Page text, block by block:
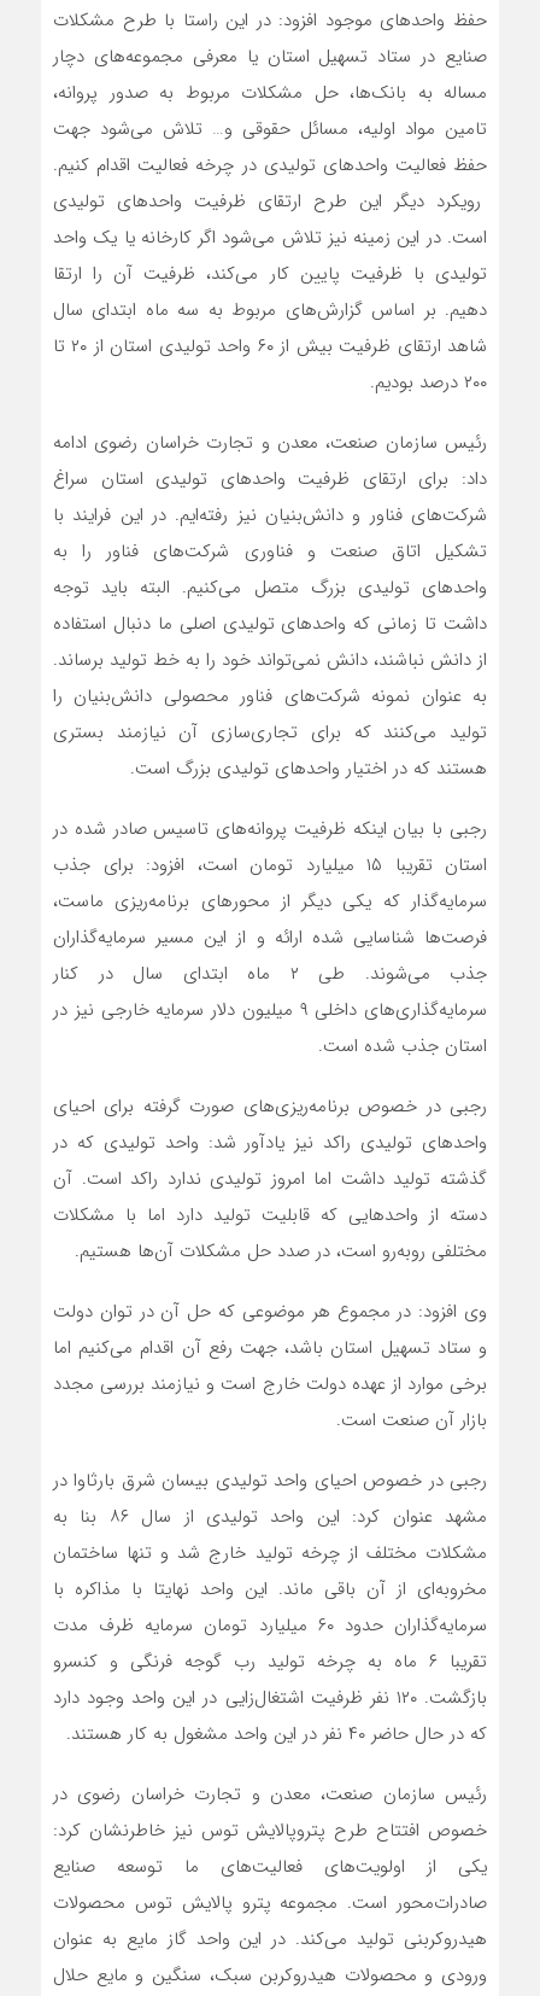
حفظ واحدهای موجود افزود: در این راستا با طرح مشکلات
صنایع در ستاد تسهیل استان یا معرفی مجموعه‌های دچار
مساله به بانک‌ها، حل مشکلات مربوط به صدور پروانه،
تامین مواد اولیه، مسائل حقوقی و… تلاش می‌شود جهت
حفظ فعالیت واحدهای تولیدی در چرخه فعالیت اقدام کنیم.
رویکرد دیگر این طرح ارتقای ظرفیت واحدهای تولیدی
است. در این زمینه نیز تلاش می‌شود اگر کارخانه‌ یا یک واحد
تولیدی با ظرفیت پایین کار می‌کند، ظرفیت آن را ارتقا
دهیم. بر اساس گزارش‌های مربوط به سه ماه ابتدای سال
شاهد ارتقای ظرفیت بیش از ۶۰ واحد تولیدی استان از ۲۰ تا
۲۰۰ درصد بودیم.
رئیس سازمان صنعت، معدن و تجارت خراسان رضوی ادامه
داد: برای ارتقای ظرفیت واحدهای تولیدی استان سراغ
شرکت‌های فناور و دانش‌بنیان نیز رفته‌ایم. در این فرایند با
تشکیل اتاق صنعت و فناوری شرکت‌های فناور را به
واحدهای تولیدی بزرگ متصل می‌کنیم. البته باید توجه
داشت تا زمانی که واحدهای تولیدی اصلی ما دنبال استفاده
از دانش نباشند، دانش نمی‌تواند خود را به خط تولید برساند.
به عنوان نمونه شرکت‌های فناور محصولی دانش‌بنیان را
تولید می‌کنند که برای تجاری‌سازی آن نیازمند بستری
هستند که در اختیار واحدهای تولیدی بزرگ است.
رجبی با بیان اینکه ظرفیت پروانه‌های تاسیس صادر شده در
استان تقریبا ۱۵ میلیارد تومان است، افزود: برای جذب
سرمایه‌گذار که یکی دیگر از محورهای برنامه‌ریزی ماست،
فرصت‌ها شناسایی شده ارائه و از این مسیر سرمایه‌گذاران
جذب می‌شوند. طی ۲ ماه ابتدای سال در کنار
سرمایه‌گذاری‌های داخلی ۹ میلیون دلار سرمایه خارجی نیز در
استان جذب شده است.
رجبی در خصوص برنامه‌ریزی‌های صورت گرفته برای احیای
واحدهای تولیدی راکد نیز یادآور شد: واحد تولیدی که در
گذشته تولید داشت اما امروز تولیدی ندارد راکد است. آن
دسته از واحدهایی که قابلیت تولید دارد اما با مشکلات
مختلفی روبه‌رو است، در صدد حل مشکلات آن‌ها هستیم.
وی افزود: در مجموع هر موضوعی که حل آن در توان دولت
و ستاد تسهیل استان باشد، جهت رفع آن اقدام می‌کنیم اما
برخی موارد از عهده دولت خارج است و نیازمند بررسی مجدد
بازار آن صنعت است.
رجبی در خصوص احیای واحد تولیدی بیسان شرق بارثاوا در
مشهد عنوان کرد: این واحد تولیدی از سال ۸۶ بنا به
مشکلات مختلف از چرخه تولید خارج شد و تنها ساختمان
مخروبه‌ای از آن باقی ماند. این واحد نهایتا با مذاکره با
سرمایه‌گذاران حدود ۶۰ میلیارد تومان سرمایه ظرف مدت
تقریبا ۶ ماه به چرخه تولید رب گوجه فرنگی و کنسرو
بازگشت. ۱۲۰ نفر ظرفیت اشتغال‌زایی در این واحد وجود دارد
که در حال حاضر ۴۰ نفر در این واحد مشغول به کار هستند.
رئیس سازمان صنعت، معدن و تجارت خراسان رضوی در
خصوص افتتاح طرح پتروپالایش توس نیز خاطرنشان کرد:
یکی از اولویت‌های فعالیت‌های ما توسعه صنایع
صادرات‌محور است. مجموعه پترو پالایش توس محصولات
هیدروکربنی تولید می‌کند. در این واحد گاز مایع به عنوان
ورودی و محصولات هیدروکربن سبک، سنگین و مایع حلال